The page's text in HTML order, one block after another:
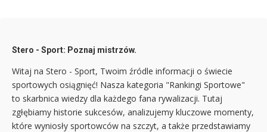
Stero - Sport: Poznaj mistrzów.
Witaj na Stero - Sport, Twoim źródle informacji o świecie
sportowych osiągnięć! Nasza kategoria "Rankingi Sportowe"
to skarbnica wiedzy dla każdego fana rywalizacji. Tutaj
zgłębiamy historie sukcesów, analizujemy kluczowe momenty,
które wyniosły sportowców na szczyt, a także przedstawiamy